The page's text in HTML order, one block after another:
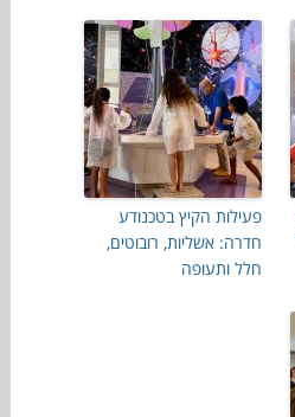
פעילות הקיץ בטכנודע
חדרה: אשליות, רובוטים,
חלל ותעופה